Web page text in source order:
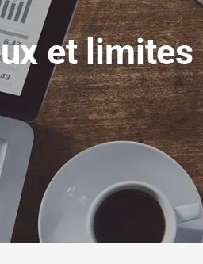
et limites